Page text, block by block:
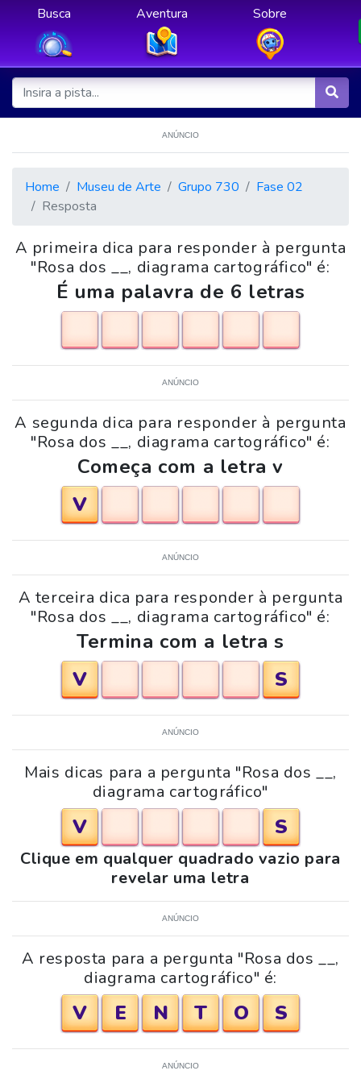
Busca Aventura Sobre
ANÚNCIO
Home Museu de Arte Grupo 730
Fase 02
Resposta
A primeira dica para responder à pergunta
"Rosa dos __, diagrama cartográfico" é:
É uma palavra de 6 letras
ANÚNCIO
A segunda dica para responder à pergunta
"Rosa dos __, diagrama cartográfico" é:
Começa com a letra v
V
ANÚNCIO
A terceira dica para responder à pergunta
"Rosa dos __, diagrama cartográfico" é:
Termina com a letra s
V
S
ANÚNCIO
Mais dicas para a pergunta "Rosa dos __,
diagrama cartográfico"
V S
Clique em qualquer quadrado vazio para
revelar uma letra
ANÚNCIO
A resposta para a pergunta "Rosa dos __,
diagrama cartográfico" é:
V E N T O S
ANÚNCIO